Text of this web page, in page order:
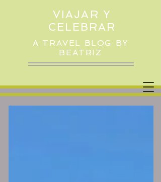
VIAJAR Y
CELEBRAR
A TRAVEL BLOG BY
BEATRIZ